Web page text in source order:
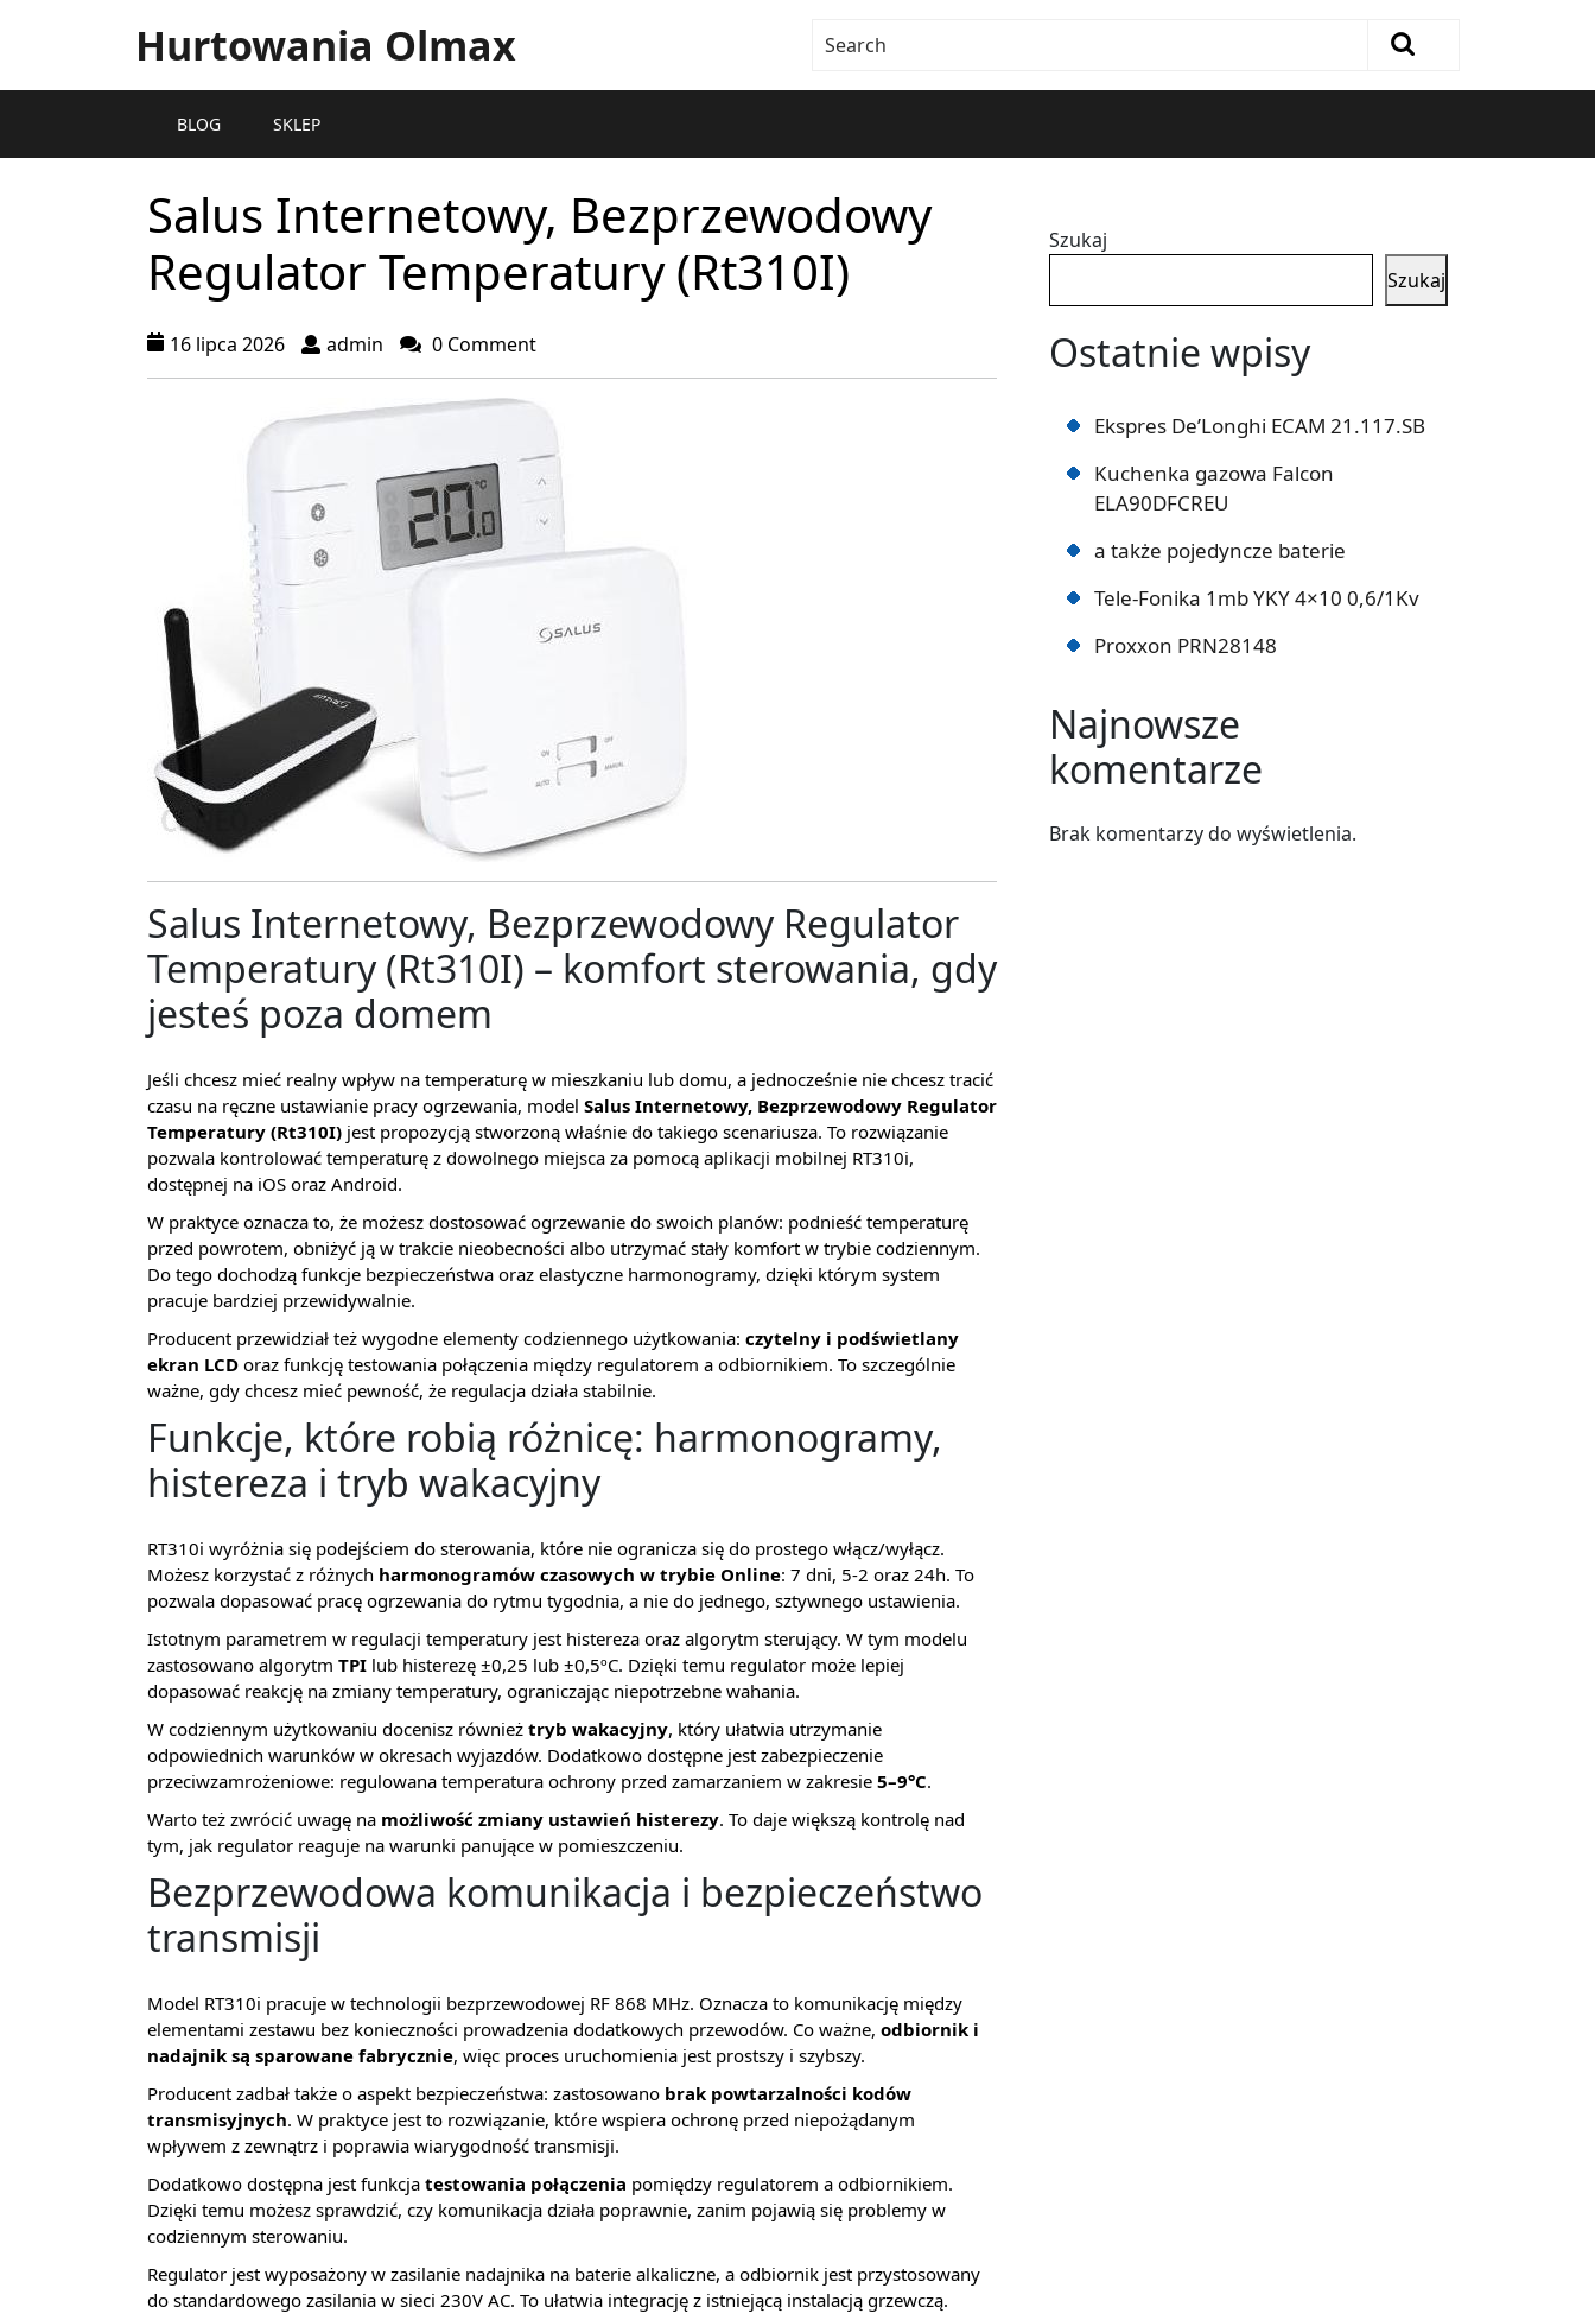
Hurtowania Olmax
BLOG SKLEP
Salus Internetowy, Bezprzewodowy
Regulator Temperatury (Rt310I)
16 lipca 2026 admin 0 Comment
Salus Internetowy, Bezprzewodowy Regulator
Temperatury (Rt310I) – komfort sterowania, gdy
jesteś poza domem
Jeśli chcesz mieć realny wpływ na temperaturę w mieszkaniu lub domu, a jednocześnie nie chcesz tracić
czasu na ręczne ustawianie pracy ogrzewania, model Salus Internetowy, Bezprzewodowy Regulator
Temperatury (Rt310I) jest propozycją stworzoną właśnie do takiego scenariusza. To rozwiązanie
pozwala kontrolować temperaturę z dowolnego miejsca za pomocą aplikacji mobilnej RT310i,
dostępnej na iOS oraz Android.
W praktyce oznacza to, że możesz dostosować ogrzewanie do swoich planów: podnieść temperaturę
przed powrotem, obniżyć ją w trakcie nieobecności albo utrzymać stały komfort w trybie codziennym.
Do tego dochodzą funkcje bezpieczeństwa oraz elastyczne harmonogramy, dzięki którym system
pracuje bardziej przewidywalnie.
Producent przewidział też wygodne elementy codziennego użytkowania: czytelny i podświetlany
ekran LCD oraz funkcję testowania połączenia między regulatorem a odbiornikiem. To szczególnie
ważne, gdy chcesz mieć pewność, że regulacja działa stabilnie.
Funkcje, które robią różnicę: harmonogramy,
histereza i tryb wakacyjny
RT310i wyróżnia się podejściem do sterowania, które nie ogranicza się do prostego włącz/wyłącz.
Możesz korzystać z różnych harmonogramów czasowych w trybie Online: 7 dni, 5-2 oraz 24h. To
pozwala dopasować pracę ogrzewania do rytmu tygodnia, a nie do jednego, sztywnego ustawienia.
Istotnym parametrem w regulacji temperatury jest histereza oraz algorytm sterujący. W tym modelu
zastosowano algorytm TPI lub histerezę ±0,25 lub ±0,5ºC. Dzięki temu regulator może lepiej
dopasować reakcję na zmiany temperatury, ograniczając niepotrzebne wahania.
W codziennym użytkowaniu docenisz również tryb wakacyjny, który ułatwia utrzymanie
odpowiednich warunków w okresach wyjazdów. Dodatkowo dostępne jest zabezpieczenie
przeciwzamrożeniowe: regulowana temperatura ochrony przed zamarzaniem w zakresie 5–9°C.
Warto też zwrócić uwagę na możliwość zmiany ustawień histerezy. To daje większą kontrolę nad
tym, jak regulator reaguje na warunki panujące w pomieszczeniu.
Bezprzewodowa komunikacja i bezpieczeństwo
transmisji
Model RT310i pracuje w technologii bezprzewodowej RF 868 MHz. Oznacza to komunikację między
elementami zestawu bez konieczności prowadzenia dodatkowych przewodów. Co ważne, odbiornik i
nadajnik są sparowane fabrycznie, więc proces uruchomienia jest prostszy i szybszy.
Producent zadbał także o aspekt bezpieczeństwa: zastosowano brak powtarzalności kodów
transmisyjnych. W praktyce jest to rozwiązanie, które wspiera ochronę przed niepożądanym
wpływem z zewnątrz i poprawia wiarygodność transmisji.
Dodatkowo dostępna jest funkcja testowania połączenia pomiędzy regulatorem a odbiornikiem.
Dzięki temu możesz sprawdzić, czy komunikacja działa poprawnie, zanim pojawią się problemy w
codziennym sterowaniu.
Regulator jest wyposażony w zasilanie nadajnika na baterie alkaliczne, a odbiornik jest przystosowany
do standardowego zasilania w sieci 230V AC. To ułatwia integrację z istniejącą instalacją grzewczą.
Szukaj
Szukaj
Ostatnie wpisy
Ekspres De’Longhi ECAM 21.117.SB
Kuchenka gazowa Falcon
ELA90DFCREU
a także pojedyncze baterie
Tele-Fonika 1mb YKY 4×10 0,6/1Kv
Proxxon PRN28148
Najnowsze
komentarze
Brak komentarzy do wyświetlenia.